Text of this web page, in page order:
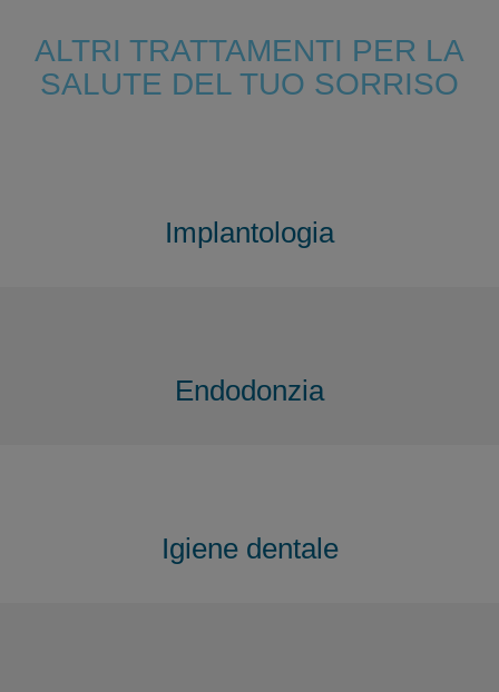
ALTRI TRATTAMENTI PER LA
SALUTE DEL TUO SORRISO
Implantologia
Endodonzia
Igiene dentale